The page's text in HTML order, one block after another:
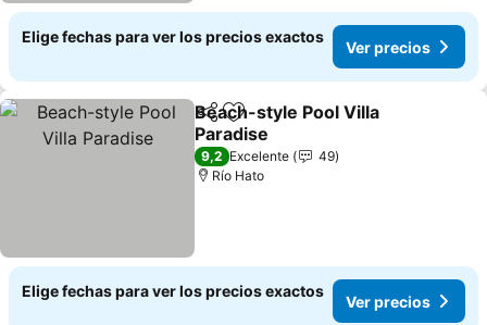
Elige fechas para ver los precios exactos
Ver precios
CompartirAgregar a favoritos
Beach-style Pool Villa
Paradise
Ver precios
9,2 Excelente
49
Río Hato
Elige fechas para ver los precios exactos
Ver precios